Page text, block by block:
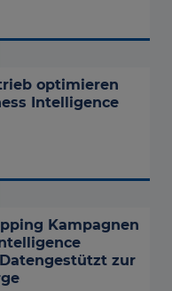
optimieren
Intelligence
Kampagnen
zur